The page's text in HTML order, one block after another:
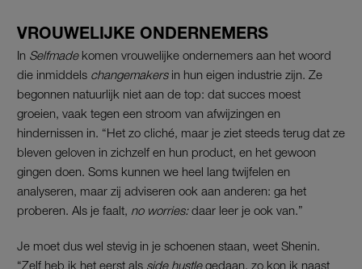
VROUWELIJKE ONDERNEMERS
In Selfmade komen vrouwelijke ondernemers aan het woord
die inmiddels changemakers in hun eigen industrie zijn. Ze
begonnen natuurlijk niet aan de top: dat succes moest
groeien, vaak tegen een stroom van afwijzingen en
hindernissen in. “Het zo cliché, maar je ziet steeds terug dat ze
bleven geloven in zichzelf en hun product, en het gewoon
gingen doen. Soms kunnen we heel lang twijfelen en
analyseren, maar zij adviseren ook aan anderen: ga het
proberen. Als je faalt, no worries:daar leer je ook van.”
Je moet dus wel stevig in je schoenen staan, weet Shenin.
“Zelf heb ik het eerst als side hustlegedaan, zo kon ik naast